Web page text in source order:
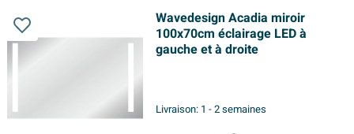
Wavedesign Acadia miroir
100x70cm éclairage LED à
gauche et à droite
Livraison: 1 - 2 semaines